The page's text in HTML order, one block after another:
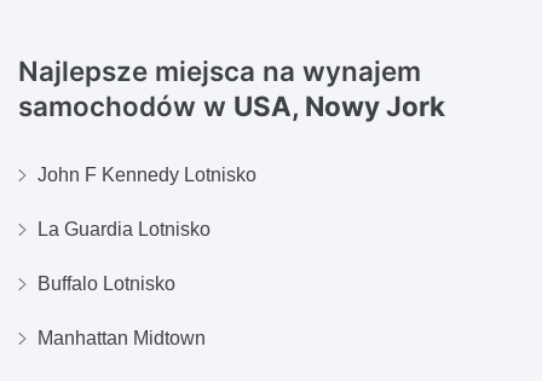
Najlepsze miejsca na wynajem
samochodów w USA, Nowy Jork
John F Kennedy Lotnisko
La Guardia Lotnisko
Buffalo Lotnisko
Manhattan Midtown